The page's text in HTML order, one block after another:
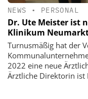
NEWS • PERSONAL
Dr. Ute Meister ist
Klinikum
Turnusmäßig hat der
2022 eine neue
Ärztliche Direktorin ist